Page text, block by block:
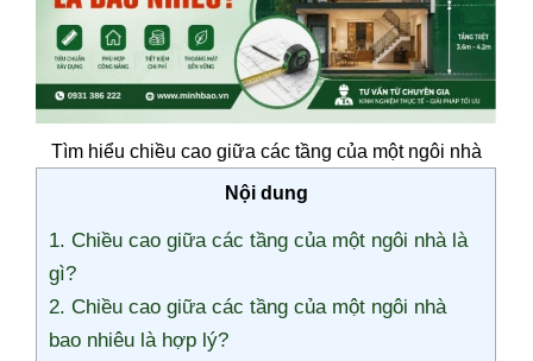
Tìm hiểu chiều cao giữa các tầng của một ngôi nhà
Nội dung
1. Chiều cao giữa các tầng của một ngôi nhà là
gì?
2. Chiều cao giữa các tầng của một ngôi nhà
bao nhiêu là hợp lý?